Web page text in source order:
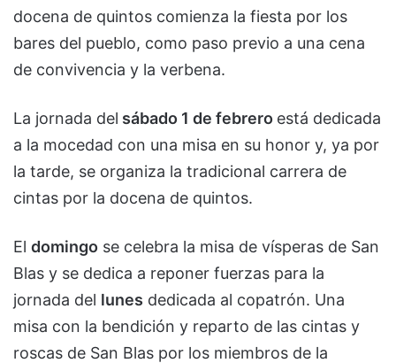
docena de quintos comienza la fiesta por los
bares del pueblo, como paso previo a una cena
de convivencia y la verbena.
La jornada del sábado 1 de febrero está dedicada
a la mocedad con una misa en su honor y, ya por
la tarde, se organiza la tradicional carrera de
cintas por la docena de quintos.
El domingo se celebra la misa de vísperas de San
Blas y se dedica a reponer fuerzas para la
jornada del lunes dedicada al copatrón. Una
misa con la bendición y reparto de las cintas y
roscas de San Blas por los miembros de la